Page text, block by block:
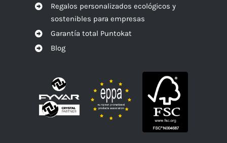
Regalos personalizados ecológicos y
sostenibles para empresas
Garantía total Puntokat
Blog